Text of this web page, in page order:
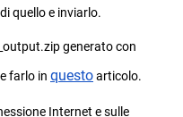
quello e inviarlo.
generato con
farlo in questoarticolo.
Internet e sulle